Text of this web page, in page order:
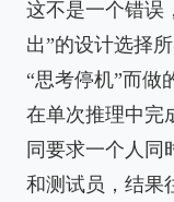
这不是一个错误
出”的设计选择
“思考停机”而做
在单次推理中完
同要求一个人同
和测试员，结果